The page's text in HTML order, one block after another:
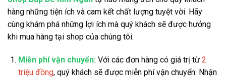
hàng những tiện ích và cam kết chất lượng tuyệt vời. Hãy
cùng khám phá những lợi ích mà quý khách sẽ được hưởng
khi mua hàng tại shop của chúng tôi.
Miễn phí vận chuyển: Với các đơn hàng có giá trị từ 2
triệu đồng, quý khách sẽ được miễn phí vận chuyển. Nhận